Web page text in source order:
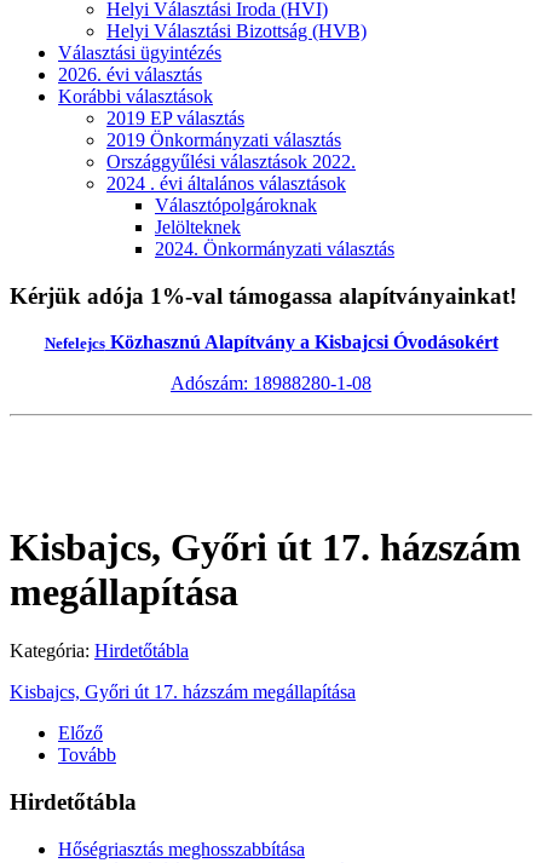
Helyi Választási Iroda (HVI)
Helyi Választási Bizottság (HVB)
Választási ügyintézés
2026. évi választás
Korábbi választások
2019 EP választás
2019 Önkormányzati választás
Országgyűlési választások 2022.
2024 . évi általános választások
Választópolgároknak
Jelölteknek
2024. Önkormányzati választás
Kérjük adója 1%-val támogassa alapítványainkat!
NefelejcsKözhasznú Alapítvány a Kisbajcsi Óvodásokért
Adószám: 18988280-1-08
Kisbajcs, Győri út 17. házszám
megállapítása
Kategória: Hirdetőtábla
Kisbajcs, Győri út 17. házszám megállapítása
Előző
Tovább
Hirdetőtábla
Hőségriasztás meghosszabbítása